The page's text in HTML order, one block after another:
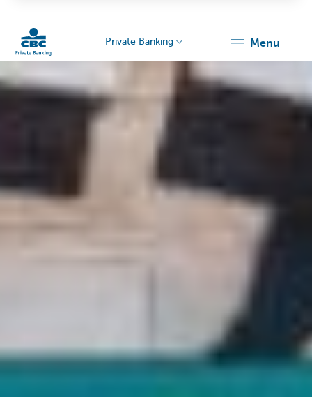
Particulieren
Private Banking menu